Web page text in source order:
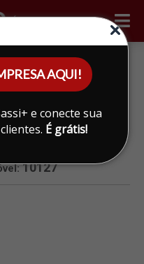
AQUI!
e conecte sua
É grátis!
ÁREA DO CLIENTE
VENDA EM
10127